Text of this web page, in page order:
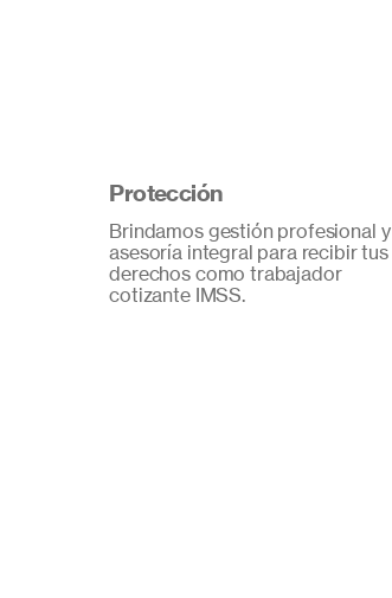
Protección
Brindamos gestión profesional y
asesoría integral para recibir tus
derechos como trabajador
cotizante IMSS.